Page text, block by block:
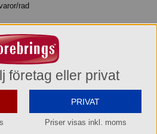
rad
din sökning:
företag eller privat
PRIVAT
Priser visas inkl. moms